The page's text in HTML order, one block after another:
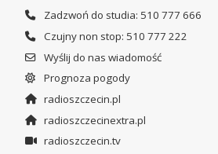
Zadzwoń do studia: 510 777 666
Czujny non stop: 510 777 222
Wyślij do nas wiadomość
Prognoza pogody
radioszczecin.pl
radioszczecinextra.pl
radioszczecin.tv